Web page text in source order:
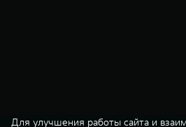
Для улучшения работы сайта и